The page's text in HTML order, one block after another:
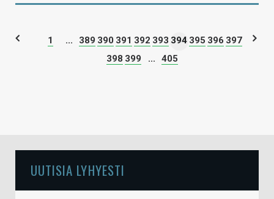
1 ... 389 390 391 392 393 394 395 396 397
398 399 ... 405
UUTISIA LYHYESTI